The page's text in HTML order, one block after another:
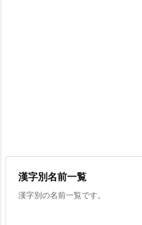
漢字別名前一覧
漢字別の名前一覧です。